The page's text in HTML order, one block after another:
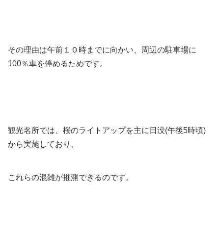
その理由は午前１０時までに向かい、周辺の駐車場に
100％車を停めるためです。
観光名所では、桜のライトアップを主に日没(午後5時頃)
から実施しており、
これらの混雑が推測できるのです。